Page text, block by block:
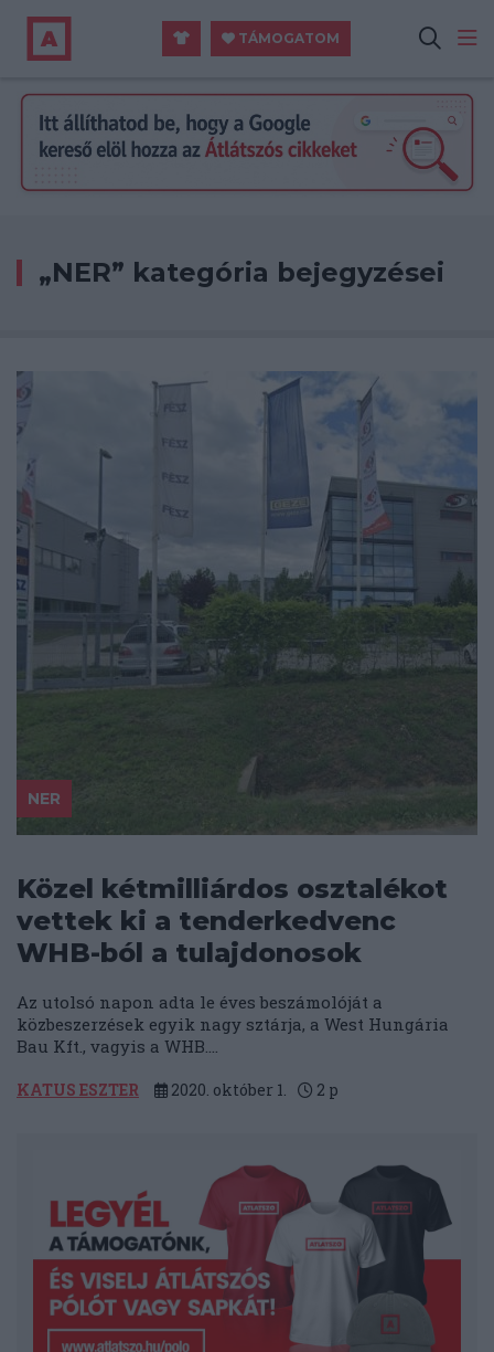
TÁMOGATOM
„NER” kategória bejegyzései
NER
Közel kétmilliárdos osztalékot
vettek ki a tenderkedvenc
WHB-ból a tulajdonosok
Az utolsó napon adta le éves beszámolóját a
közbeszerzések egyik nagy sztárja, a West Hungária
Bau Kft., vagyis a WHB....
KATUS ESZTER 2020. október 1. 2 p